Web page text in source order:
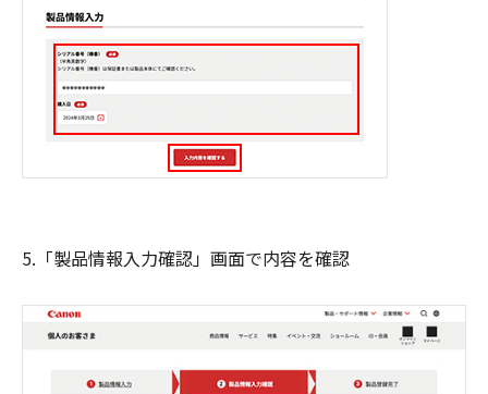
5.「製品情報入力確認」画面で内容を確認